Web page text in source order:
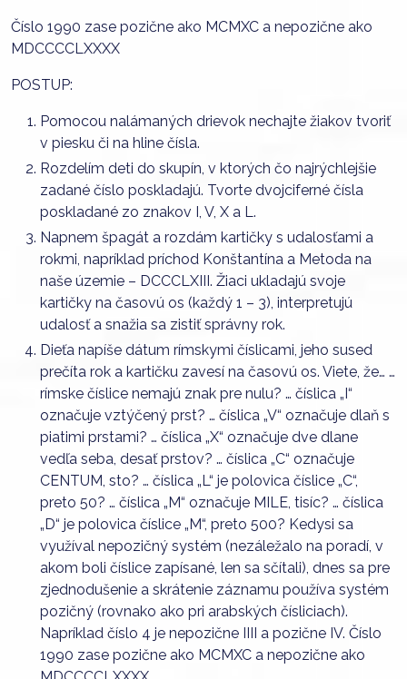
Číslo 1990 zase pozične ako MCMXC a nepozične ako
MDCCCCLXXXX
POSTUP:
Pomocou nalámaných drievok nechajte žiakov tvoriť
v piesku či na hline čísla.
Rozdelím deti do skupín, v ktorých čo najrýchlejšie
zadané číslo poskladajú. Tvorte dvojciferné čísla
poskladané zo znakov I, V, X a L.
Napnem špagát a rozdám kartičky s udalosťami a
rokmi, napríklad príchod Konštantína a Metoda na
naše územie – DCCCLXIII. Žiaci ukladajú svoje
kartičky na časovú os (každý 1 – 3), interpretujú
udalosť a snažia sa zistiť správny rok.
Dieťa napíše dátum rímskymi číslicami, jeho sused
prečíta rok a kartičku zavesí na časovú os. Viete, že… …
rímske číslice nemajú znak pre nulu? … číslica „I“
označuje vztýčený prst? … číslica „V“ označuje dlaň s
piatimi prstami? … číslica „X“ označuje dve dlane
vedľa seba, desať prstov? … číslica „C“ označuje
CENTUM, sto? … číslica „L“ je polovica číslice „C“,
preto 50? … číslica „M“ označuje MILE, tisíc? … číslica
„D“ je polovica číslice „M“, preto 500? Kedysi sa
využíval nepozičný systém (nezáležalo na poradí, v
akom boli číslice zapísané, len sa sčítali), dnes sa pre
zjednodušenie a skrátenie záznamu používa systém
pozičný (rovnako ako pri arabských čísliciach).
Napríklad číslo 4 je nepozične IIII a pozične IV. Číslo
1990 zase pozične ako MCMXC a nepozične ako